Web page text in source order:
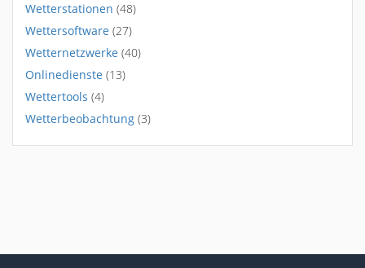
Wetterstationen (48)
Wettersoftware (27)
Wetternetzwerke (40)
Onlinedienste (13)
Wettertools (4)
Wetterbeobachtung (3)